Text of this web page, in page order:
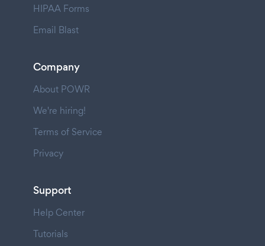
HIPAA Forms
Email Blast
Company
About POWR
We're hiring!
Terms of Service
Privacy
Support
Help Center
Tutorials